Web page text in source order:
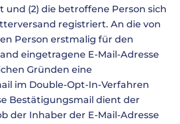
und (2) die betroffene Person sich
registriert. An die von
Person erstmalig für den
eingetragene E-Mail-Adresse
Gründen eine
im Double-Opt-In-Verfahren
Bestätigungsmail dient der
der Inhaber der E-Mail-Adresse